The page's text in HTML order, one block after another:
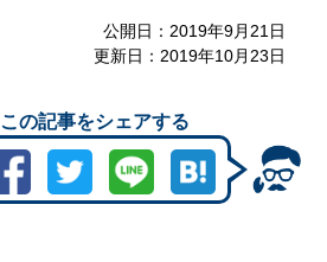
公開日： 2019年9月21日
更新日： 2019年10月23日
この記事をシェアする